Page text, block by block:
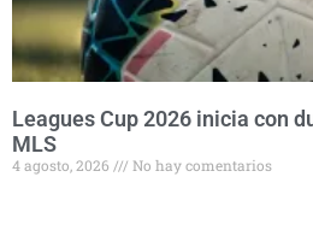
Leagues Cup 2026 inicia con
MLS
4 agosto, 2026 No hay comentarios